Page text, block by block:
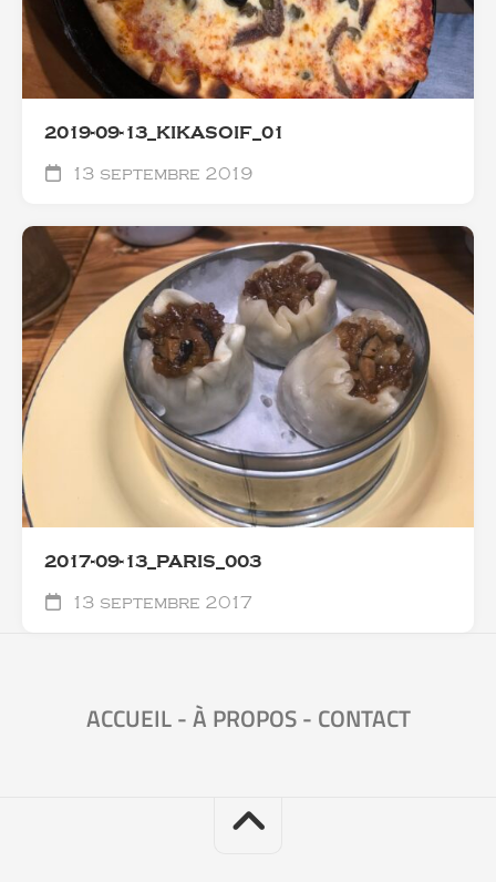
2019-09-13_KIKASOIF_01
13 septembre 2019
2017-09-13_PARIS_003
13 septembre 2017
ACCUEIL-À PROPOS- CONTACT